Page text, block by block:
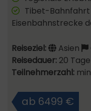
Tibet-
Eisenbahnstrecke
Reiseziel: Asien
Reisedauer: 20 Tage
Teilnehmerzahl:
ab 6499 €